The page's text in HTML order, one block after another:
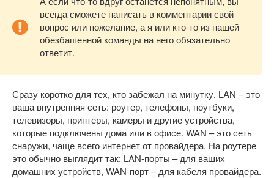
всегда сможете написать в комментарии свой
вопрос или пожелание, а я или кто-то из нашей
обезбашенной команды на него обязательно
ответит.
Сразу коротко для тех, кто забежал на минутку. LAN – это
ваша внутренняя сеть: роутер, телефоны, ноутбуки,
телевизоры, принтеры, камеры и другие устройства,
которые подключены дома или в офисе. WAN – это сеть
снаружи, чаще всего интернет от провайдера. На роутере
это обычно выглядит так: LAN-порты – для ваших
домашних устройств, WAN-порт – для кабеля провайдера.